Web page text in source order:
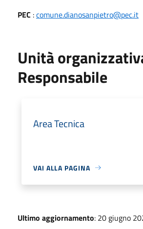
PEC :comune.dianosanpietro@pec.it
Unità
Responsabile
Area Tecnica
VAI ALLA PAGINA
Ultimo aggiornamento: 20 giugno